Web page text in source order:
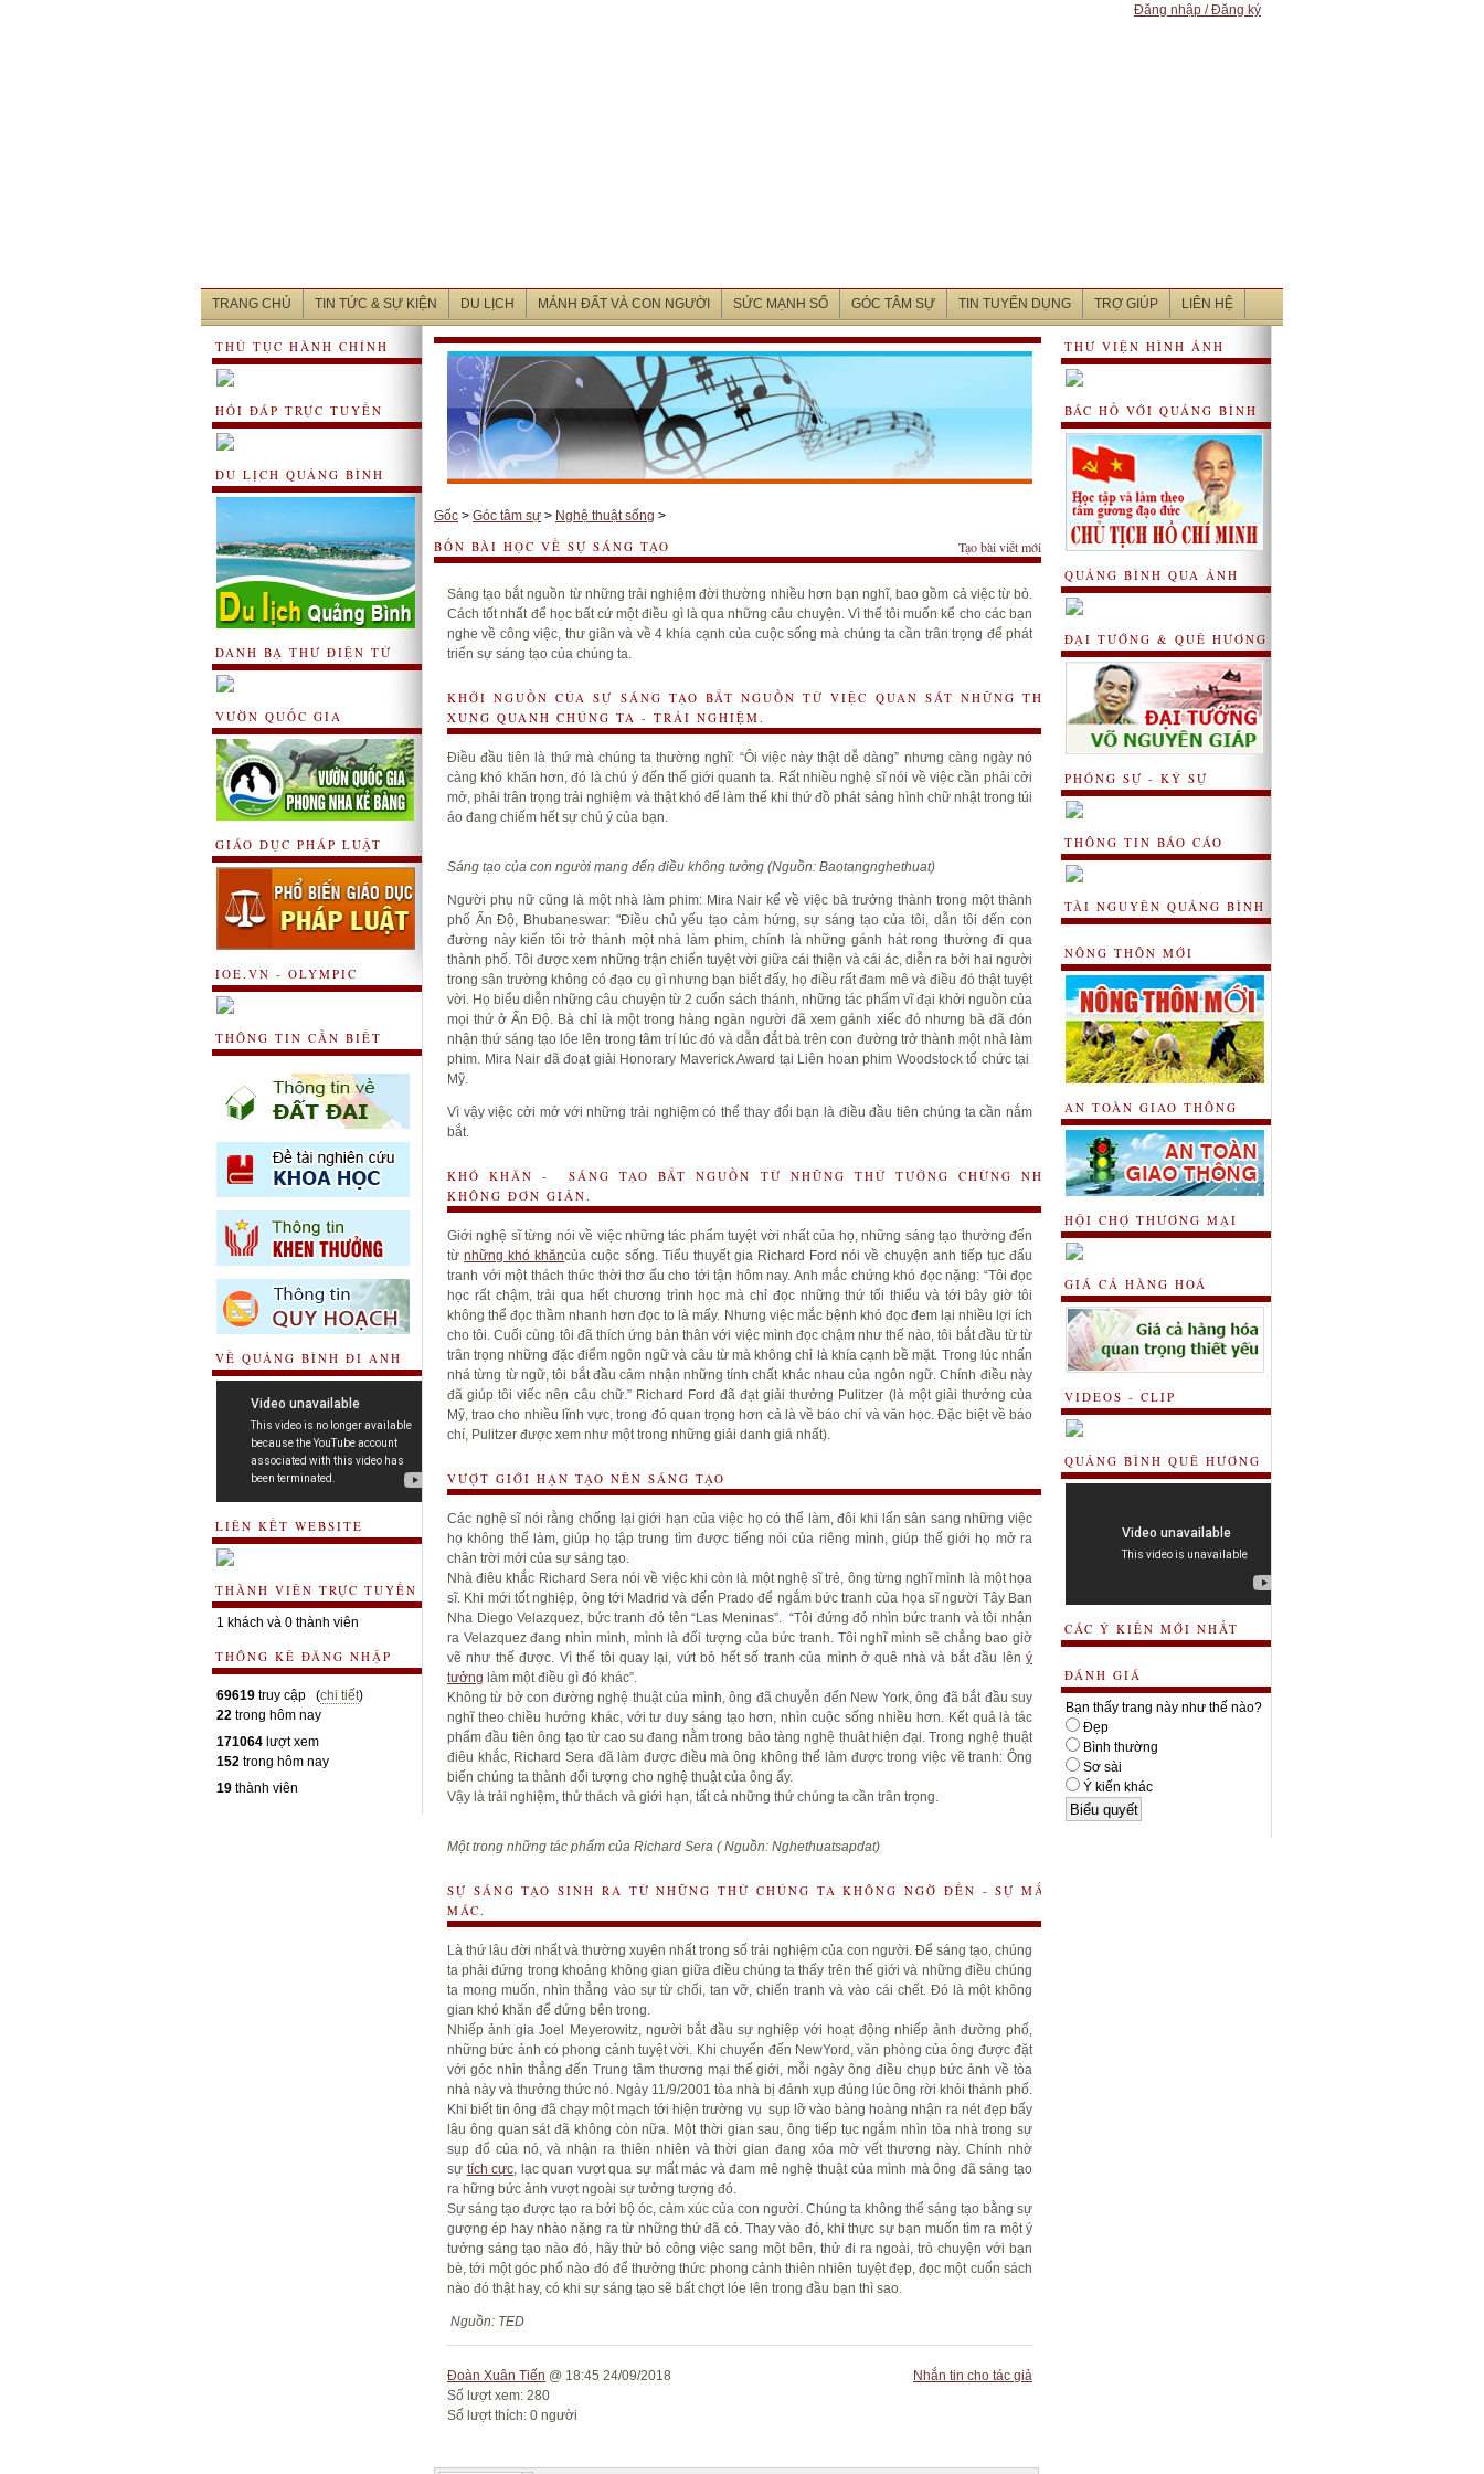
Đăng nhập / Đăng ký
TRANG CHỦ TIN TỨC & SỰ KIỆN DU LỊCH MẢNH ĐẤT VÀ CON NGƯỜI SỨC MẠNH SỐ GÓC TÂM SỰ TIN TUYỂN DỤNG TRỢ GIÚP LIÊN HỆ
THỦ TỤC HÀNH CHÍNH
HỎI ĐÁP TRỰC TUYẾN
DU LỊCH QUẢNG BÌNH
DANH BẠ THƯ ĐIỆN TỬ
VƯỜN QUỐC GIA
GIÁO DỤC PHÁP LUẬT
IOE.VN - OLYMPIC
THÔNG TIN CẦN BIẾT
VỀ QUẢNG BÌNH ĐI ANH
LIÊN KẾT WEBSITE
THÀNH VIÊN TRỰC TUYẾN
1 khách và 0 thành viên
THÔNG KÊ ĐĂNG NHẬP
69619 truy cập (chi tiết)
22 trong hôm nay
171064 lượt xem
152 trong hôm nay
19 thành viên
THƯ VIỆN HÌNH ẢNH
BÁC HỒ VỚI QUẢNG BÌNH
QUẢNG BÌNH QUA ẢNH
ĐẠI TƯỚNG & QUÊ HƯƠNG
PHÓNG SỰ - KÝ SỰ
THÔNG TIN BÁO CÁO
TÀI NGUYÊN QUẢNG BÌNH
NÔNG THÔN MỚI
AN TOÀN GIAO THÔNG
HỘI CHỢ THƯƠNG MẠI
GIÁ CẢ HÀNG HOÁ
VIDEOS - CLIP
QUẢNG BÌNH QUÊ HƯƠNG
CÁC Ý KIẾN MỚI NHẤT
ĐÁNH GIÁ
Bạn thấy trang này như thế nào?
Đẹp
Bình thường
Sơ sài
Ý kiến khác
Gốc > Góc tâm sự > Nghệ thuật sống >
Tạo bài viết mới
BỐN BÀI HỌC VỀ SỰ SÁNG TẠO
Sáng tạo bắt nguồn từ những trải nghiệm đời thường nhiều hơn bạn nghĩ, bao gồm cả việc từ bỏ.
Cách tốt nhất để học bất cứ một điều gì là qua những câu chuyện. Vì thế tôi muốn kể cho các bạn
nghe về công việc, thư giãn và về 4 khía cạnh của cuộc sống mà chúng ta cần trân trọng để phát
triển sự sáng tạo của chúng ta.
KHỞI NGUỒN CỦA SỰ SÁNG TẠO BẮT NGUỒN TỪ VIỆC QUAN SÁT NHỮNG THỨ
XUNG QUANH CHÚNG TA - TRẢI NGHIỆM.
Điều đầu tiên là thứ mà chúng ta thường nghĩ: “Ôi việc này thật dễ dàng” nhưng càng ngày nó
càng khó khăn hơn, đó là chú ý đến thế giới quanh ta. Rất nhiều nghệ sĩ nói về việc cần phải cởi
mở, phải trân trọng trải nghiệm và thật khó để làm thế khi thứ đồ phát sáng hình chữ nhật trong túi
áo đang chiếm hết sự chú ý của bạn.
Sáng tạo của con người mang đến điều không tưởng (Nguồn: Baotangnghethuat)
Người phụ nữ cũng là một nhà làm phim: Mira Nair kể về việc bà trưởng thành trong một thành
phố Ấn Độ, Bhubaneswar: "Điều chủ yếu tạo cảm hứng,sự sáng tạocủa tôi, dẫn tôi đến con
đường này kiến tôi trở thành một nhà làm phim, chính là những gánh hát rong thường đi qua
thành phố. Tôi được xem những trận chiến tuyệt vời giữa cái thiện và cái ác, diễn ra bởi hai người
trong sân trường không có đạo cụ gì nhưng bạn biết đấy, họ điều rất đam mê và điều đó thật tuyệt
vời. Họ biểu diễn những câu chuyện từ 2 cuổn sách thánh, những tác phẩm vĩ đại khởi nguồn của
mọi thứ ở Ấn Độ. Bà chỉ là một trong hàng ngàn người đã xem gánh xiếc đó nhưng bà đã đón
nhận thứ sáng tạo lóe lên trong tâm trí lúc đó và dẫn đắt bà trên con đường trở thành một nhà làm
phim. Mira Nair đã đoạt giải Honorary Maverick Award tại Liên hoan phim Woodstock tổ chức tại
Mỹ.
Vì vậy việc cởi mở với những trải nghiệm có thể thay đổi bạn là điều đầu tiên chúng ta cần nắm
bắt.
KHÓ KHĂN - SÁNG TẠO BẮT NGUỒN TỪ NHỮNG THỨ TƯỞNG CHỪNG NHƯ
KHÔNG ĐƠN GIẢN.
Giới nghệ sĩ từng nói về việc những tác phẩm tuyệt vời nhất của họ, những sáng tạo thường đến
từnhững khó khăncủa cuộc sống. Tiểu thuyết gia Richard Ford nói về chuyện anh tiếp tục đấu
tranh với một thách thức thời thơ ấu cho tới tận hôm nay. Anh mắc chứng khó đọc nặng: “Tôi đọc
học rất chậm, trải qua hết chương trình học mà chỉ đọc những thứ tối thiểu và tới bây giờ tôi
không thể đọc thầm nhanh hơn đọc to là mấy. Nhưng việc mắc bệnh khó đọc đem lại nhiều lợi ích
cho tôi. Cuối cùng tôi đã thích ứng bản thân với việc mình đọc chậm như thế nào, tôi bắt đầu từ từ
trân trọng những đặc điểm ngôn ngữ và câu từ mà không chỉ là khía cạnh bề mặt. Trong lúc nhấn
nhá từng từ ngữ, tôi bắt đầu cảm nhận những tính chất khác nhau của ngôn ngữ. Chính điều này
đã giúp tôi viếc nên câu chữ.” Richard Ford đã đạt giải thưởng Pulitzer (là một giải thưởng của
Mỹ,trao cho nhiều lĩnh vực,trong đó quan trọng hơn cảlà về báo chí và văn học. Đặc biệt về báo
chí, Pulitzer được xem như một trong những giải danh giá nhất).
VƯỢT GIỚI HẠN TẠO NÊN SÁNG TẠO
Các nghệ sĩ nói rằng chống lại giới hạn của việc họ có thể làm, đôi khi lấn sân sang những việc
họ không thể làm, giúp họ tập trung tìm được tiếng nói của riêng mình, giúp thế giới họ mở ra
chân trời mới của sự sáng tạo.
Nhà điêu khắc Richard Sera nói về việc khi còn là một nghệ sĩ trẻ, ông từng nghĩ mình là một họa
sĩ. Khi mới tốt nghiệp, ông tới Madrid và đến Prado để ngắm bức tranh của họa sĩ người Tây Ban
Nha Diego Velazquez, bức tranh đó tên “Las Meninas”. “Tôi đứng đó nhìn bức tranh và tôi nhận
ra Velazquez đang nhìn mình, mình là đối tượng của bức tranh. Tôi nghĩ mình sẽ chẳng bao giờ
vẽ như thế được. Vì thế tôi quay lại, vứt bỏ hết số tranh của mình ở quê nhà và bắt đầu lên ý
tưởng làm một điều gì đó khác”.
Không từ bở con đường nghệ thuật của mình, ông đã chuyễn đến New York, ông đã bắt đầu suy
nghĩ theo chiều hướng khác, vớitư duy sáng tạohơn, nhìn cuộc sống nhiều hơn. Kết quả là tác
phẩm đầu tiên ông tạo từ cao su đang nằm trong bảo tàng nghệ thuât hiện đại. Trong nghệ thuật
điêu khắc, Richard Sera đã làm được điều mà ông không thể làm được trong việc vẽ tranh: Ông
biến chúng ta thành đối tượng cho nghệ thuật của ông ấy.
Vậy là trải nghiệm, thử thách và giới hạn, tất cả những thứ chúng ta cần trân trọng.
Một trong những tác phẩm của Richard Sera ( Nguồn: Nghethuatsapdat)
SỰ SÁNG TẠO SINH RA TỪ NHỮNG THỨ CHÚNG TA KHÔNG NGỜ ĐẾN - SỰ MẤT
MÁC.
Là thứ lâu đời nhất và thường xuyên nhất trong số trải nghiệm của con người. Để sáng tạo, chúng
ta phải đứng trong khoảng không gian giữa điều chúng ta thấy trên thế giới và những điều chúng
ta mong muốn, nhìn thẳng vào sự từ chối, tan vỡ, chiến tranh và vào cái chết. Đó là một không
gian khó khăn để đứng bên trong.
Nhiếp ảnh gia Joel Meyerowitz, người bắt đầu sự nghiệp với hoạt động nhiếp ảnh đường phố,
những bức ảnh có phong cảnh tuyệt vời. Khi chuyển đến NewYord, văn phòng của ông được đặt
với góc nhìn thẳng đến Trung tâm thương mại thế giới, mỗi ngày ông điều chụp bức ảnh về tòa
nhà này và thưởng thức nó. Ngày 11/9/2001 tòa nhà bị đánh xụp đúng lúc ông rời khỏi thành phố.
Khi biết tin ông đã chạy một mạch tới hiện trường vụ sụp lỡ vào bàng hoàng nhận ra nét đẹp bấy
lâu ông quan sát đã không còn nữa. Một thời gian sau, ông tiếp tục ngắm nhìn tòa nhà trong sự
sụp đổ của nó, và nhận ra thiên nhiên và thời gian đang xóa mờ vết thương này. Chính nhờ
sự tích cực, lạc quan vượt qua sự mất mác và đam mê nghệ thuật của mình mà ông đã sáng tạo
ra hững bức ảnh vượt ngoài sự tưởng tượng đó.
Sự sáng tạo được tạo ra bởi bộ óc, cảm xúc của con người. Chúng ta không thể sáng tạo bằng sự
gượng ép hay nhào nặng ra từ những thứ đã có. Thay vào đó, khi thực sự bạn muốn tìm ra mộtý
tưởng sáng tạonào đó, hãy thử bỏ công việc sang một bên, thử đi ra ngoài, trò chuyện với bạn
bè, tới một góc phố nào đó để thưởng thức phong cảnh thiên nhiên tuyệt đẹp, đọc một cuốn sách
nào đó thật hay, có khi sự sáng tạo sẽ bất chợt lóe lên trong đầu bạn thì sao.
Nguồn: TED
Nhắn tin cho tác giả
Đoàn Xuân Tiến @ 18:45 24/09/2018
Số lượt xem: 280
Số lượt thích: 0 người